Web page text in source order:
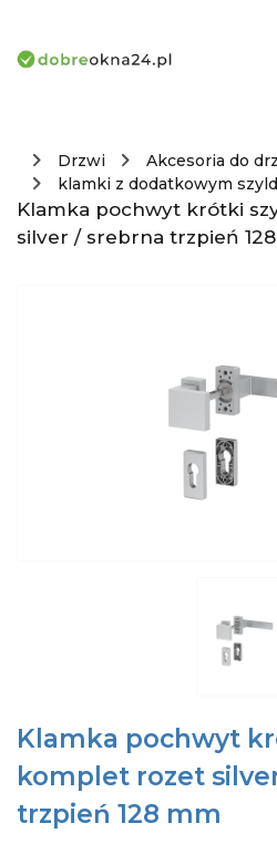
Drzwi Akcesoria do
klamki z dodatkowym
Klamka pochwyt krótki
silver / srebrna trzpień
Klamka pochwyt
komplet rozet
trzpień 128 mm